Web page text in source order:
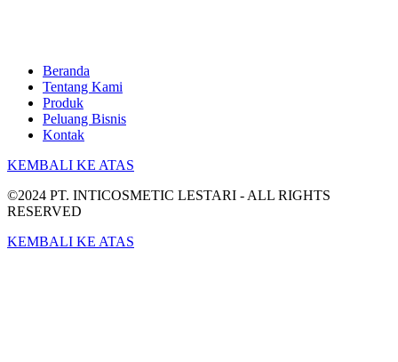
Beranda
Tentang Kami
Produk
Peluang Bisnis
Kontak
KEMBALI KE ATAS
©2024 PT. INTICOSMETIC LESTARI - ALL RIGHTS
RESERVED
KEMBALI KE ATAS